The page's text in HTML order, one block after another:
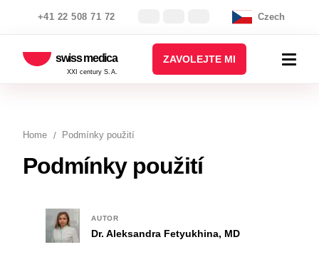
+41 22 508 71 72 Czech
swiss medica
XXI century S.A.
ZAVOLEJTE MI
Home Podmínky použití
Podmínky použití
Dr. Aleksandra Fetyukhina, MD
AUTOR